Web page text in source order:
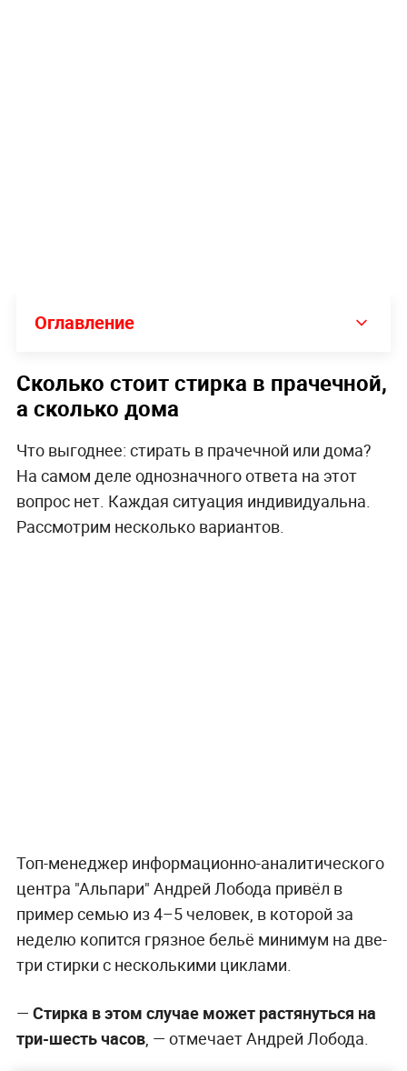
Оглавление
Сколько стоит стирка в прачечной,
а сколько дома
Что выгоднее: стирать в прачечной или дома?
На самом деле однозначного ответа на этот
вопрос нет. Каждая ситуация индивидуальна.
Рассмотрим несколько вариантов.
Топ-менеджер информационно-аналитического
центра "Альпари" Андрей Лобода привёл в
пример семью из 4–5 человек, в которой за
неделю копится грязное бельё минимум на две-
три стирки с несколькими циклами.
— Стирка в этом случае может растянуться на
три-шесть часов, — отмечает Андрей Лобода.